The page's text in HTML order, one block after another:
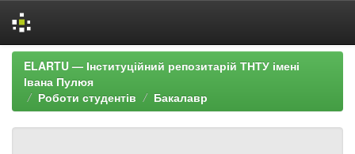
Skip
navigation
ELARTU — Інституційний репозитарій ТНТУ імені
Івана Пулюя
Роботи студентів
Бакалавр